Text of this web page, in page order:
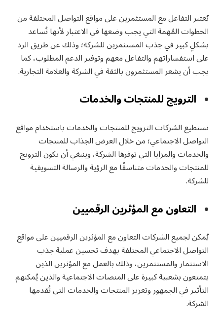
يُعتبر التفاعل مع المستثمرين على مواقع التواصل المختلفة من
الخطوات المُهمة التي يجب وضعها في الاعتبار لأنها تُساعد
بشكلٍ كبير في جذب المستثمرين للشركة؛ وذلك عن طريق الرد
على استفساراتهم والتفاعل معهم وتوفير الدعم المطلوب، كما
يجب أن يشعر المستثمرون بالثقة في الشركة والعلامة التجارية.
الترويج للمنتجات والخدمات
تستطيع الشركات الترويج للمنتجات والخدمات باستخدام مواقع
التواصل الاجتماعي؛ من خلال العرض الجذاب للمنتجات
والخدمات والمزايا التي توفرها الشركة، وينبغي أن يكون الترويج
للمنتجات والخدمات متناسقًا مع الرؤية والرسالة التسويقية
للشركة.
التعاون مع المؤثرين الرقميين
يُمكن لجميع الشركات التعاون مع المؤثرين الرقميين على مواقع
التواصل الاجتماعي المختلفة بهدف تحسين عملية جذب
الاستثمار والمستثمرين، وذلك بالعمل مع المؤثرين الذين
يتمتعون بشعبية كبيرة على المنصات الاجتماعية والذين يُمكنهم
التأثير في الجمهور وتعزيز المنتجات والخدمات التي تُقدمها
الشركة.